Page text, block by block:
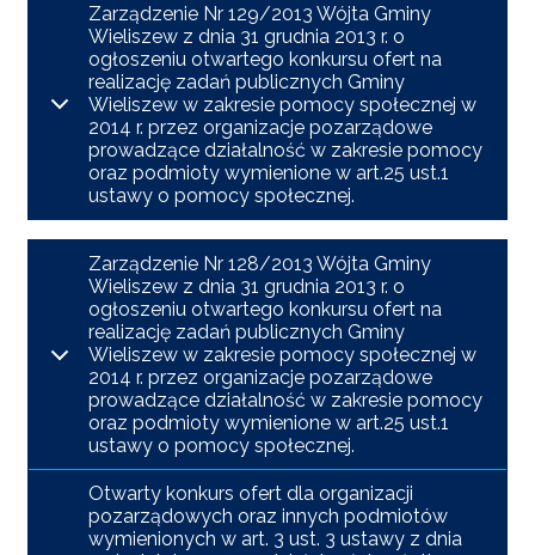
Zarządzenie Nr 129/2013 Wójta Gminy
Wieliszew z dnia 31 grudnia 2013 r. o
ogłoszeniu otwartego konkursu ofert na
realizację zadań publicznych Gminy
Wieliszew w zakresie pomocy społecznej w
2014 r. przez organizacje pozarządowe
prowadzące działalność w zakresie pomocy
oraz podmioty wymienione w art.25 ust.1
ustawy o pomocy społecznej.
Zarządzenie Nr 128/2013 Wójta Gminy
Wieliszew z dnia 31 grudnia 2013 r. o
ogłoszeniu otwartego konkursu ofert na
realizację zadań publicznych Gminy
Wieliszew w zakresie pomocy społecznej w
2014 r. przez organizacje pozarządowe
prowadzące działalność w zakresie pomocy
oraz podmioty wymienione w art.25 ust.1
ustawy o pomocy społecznej.
Otwarty konkurs ofert dla organizacji
pozarządowych oraz innych podmiotów
wymienionych w art. 3 ust. 3 ustawy z dnia